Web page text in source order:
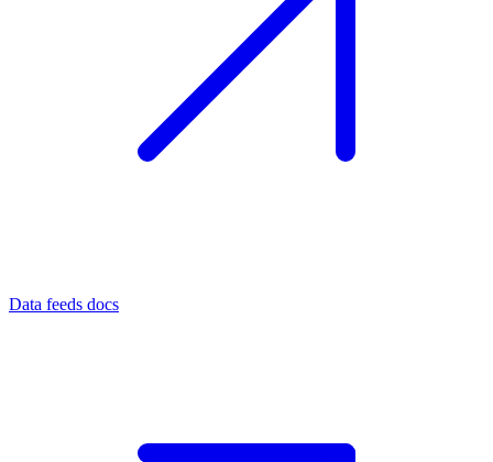
Data feeds docs